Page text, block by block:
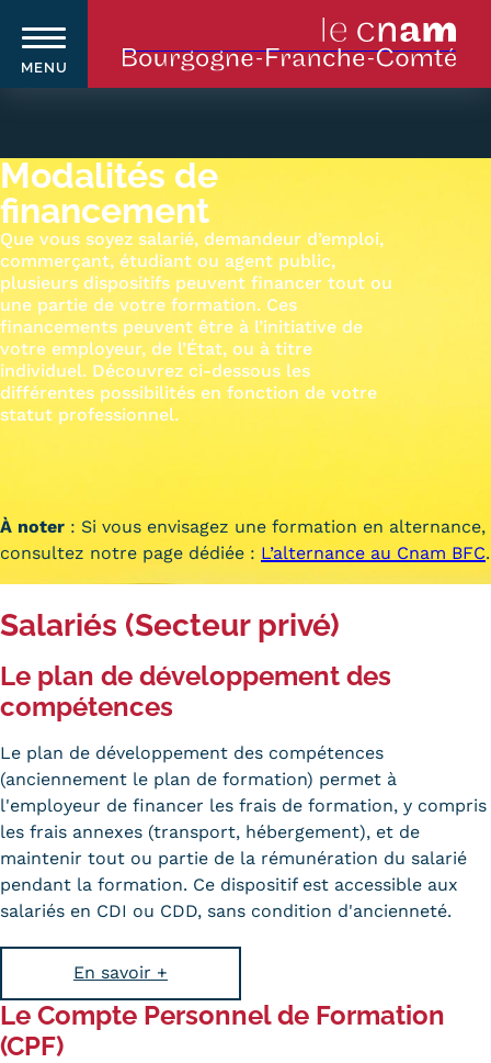
contenu
principal
MENU
Navigation
principale
Qui sommes-nous ?
Le Cnam
Le Cnam en Bourgogne Franche-
Comté
Carte lieux et centres Cnam en
BFC
Nos centres administratifs
Agenda
Revue de presse
Contact
Contacts services
Formulaire de contact
Formations
Trouver votre formation
Modalités de
financement
Que vous soyez salarié, demandeur d’emploi,
commerçant, étudiant ou agent public,
plusieurs dispositifs peuvent financer tout ou
une partie de votre formation. Ces
financements peuvent être à l’initiative de
votre employeur, de l’État, ou à titre
individuel. Découvrez ci-dessous les
différentes possibilités en fonction de votre
statut professionnel.
À noter : Si vous envisagez une formation en alternance,
consultez notre page dédiée : L’alternance au Cnam BFC.
Salariés (Secteur privé)
Le plan de développement des
compétences
Le plan de développement des compétences
(anciennement le plan de formation) permet à
l'employeur de financer les frais de formation, y compris
les frais annexes (transport, hébergement), et de
maintenir tout ou partie de la rémunération du salarié
pendant la formation. Ce dispositif est accessible aux
salariés en CDI ou CDD, sans condition d'ancienneté.
En savoir +
Le Compte Personnel de Formation
(CPF)